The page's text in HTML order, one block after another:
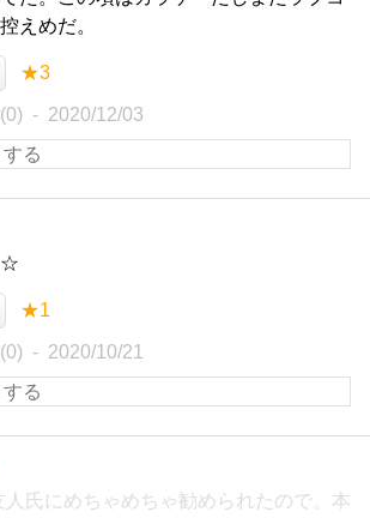
えめだ。
★3
2020/12/03
★1
2020/10/21
人氏にめちゃめちゃ勧められたので。本